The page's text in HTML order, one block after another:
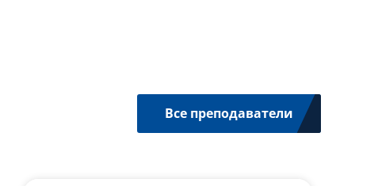
Все преподаватели